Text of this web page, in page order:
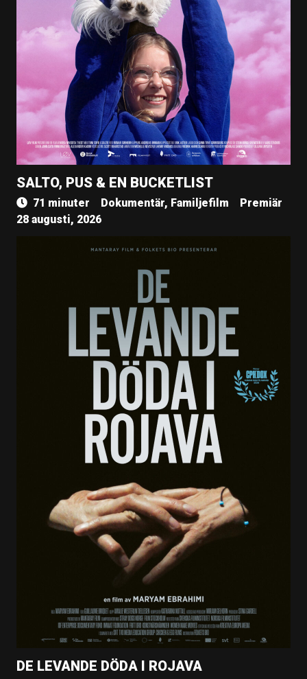
SALTO, PUS & EN BUCKETLIST
71 minuter Dokumentär, Familjefilm
Premiär
28 augusti, 2026
DE LEVANDE DÖDA I ROJAVA